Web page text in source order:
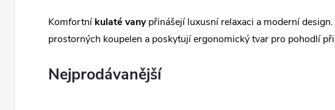
Komfortníkulaté vanypřinášejí luxusní relaxaci a moderní design.
prostorných koupelen a poskytují ergonomický tvar pro pohodlí
Nejprodávanější